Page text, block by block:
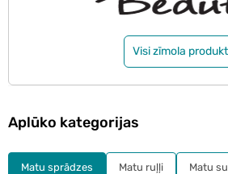
Visi zīmola
Aplūko kategorijas
Matu sprādzes Matu ruļļi Matu